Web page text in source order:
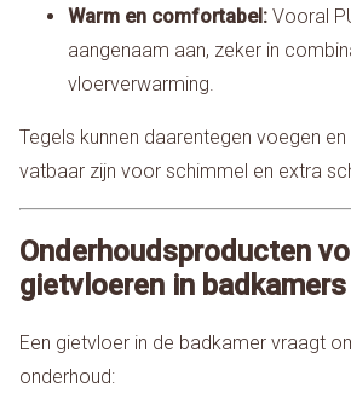
Warm en comfortabel:Vooral
aangenaam aan, zeker in
vloerverwarming.
Tegels kunnen daarentegen voegen
vatbaar zijn voor schimmel en extra
Onderhoudsproducten
gietvloeren in badkamers
Een gietvloer in de badkamer vraagt
onderhoud: